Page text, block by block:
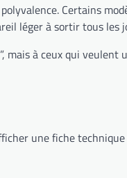
Certains
léger à sortir tous
à ceux qui
une fiche